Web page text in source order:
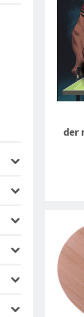
der